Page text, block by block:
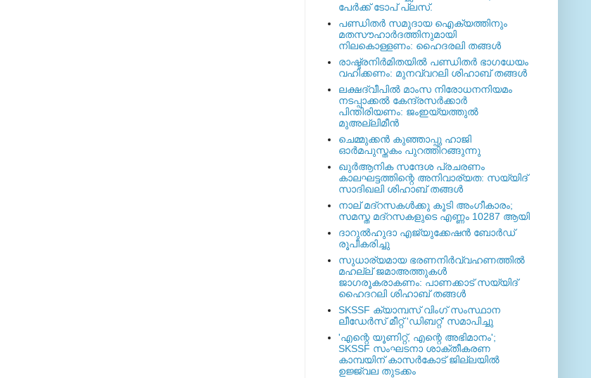
പേര്‍ക്ക് ടോപ് പ്ലസ്.
പണ്ഡിതര്‍ സമുദായ ഐക്യത്തിനും
മതസൗഹാര്‍ദത്തിനുമായി
നിലകൊള്ളണം: ഹൈദരലി തങ്ങള്‍
രാഷ്ട്രനിര്‍മിതയില്‍ പണ്ഡിതര്‍ ഭാഗധേയം
വഹിക്കണം: മുനവ്വറലി ശിഹാബ് തങ്ങള്‍
ലക്ഷദ്വീപില്‍ മാംസ നിരോധനനിയമം
നടപ്പാക്കല്‍ കേന്ദ്രസര്‍ക്കാര്‍
പിന്തിരിയണം: ജംഇയ്യത്തുല്‍
മുഅല്ലിമീന്‍
ചെമ്മുക്കന്‍ കുഞ്ഞാപ്പു ഹാജി
ഓര്‍മപുസ്തകം പുറത്തിറങ്ങുന്നു
ഖുര്‍ആനിക സന്ദേശ പ്രചരണം
കാലഘട്ടത്തിന്റെ അനിവാര്യത: സയ്യിദ്
സാദിഖലി ശിഹാബ് തങ്ങള്‍
നാല് മദ്‌റസകള്‍ക്കു കൂടി അംഗീകാരം;
സമസ്ത മദ്‌റസകളുടെ എണ്ണം 10287 ആയി
ദാറുല്‍ഹുദാ എജ്യുക്കേഷന്‍ ബോര്‍ഡ്
രൂപീകരിച്ചു
സുധാര്യമായ ഭരണനിര്‍വ്വഹണത്തില്‍
മഹല്ല് ജമാഅത്തുകള്‍
ജാഗരൂകരാകണം: പാണക്കാട് സയ്യിദ്
ഹൈദറലി ശിഹാബ് തങ്ങള്‍
SKSSF ക്യാമ്പസ് വിംഗ് സംസ്ഥാന
ലീഡേർസ് മീറ്റ് 'ഡിബറ്റ്' സമാപിച്ചു
'എന്റെ യൂണിറ്റ്, എന്റെ അഭിമാനം';
SKSSF സംഘടനാ ശാക്തീകരണ
കാമ്പയിന് കാസര്‍കോട് ജില്ലയില്‍
ഉജ്ജ്വല തുടക്കം